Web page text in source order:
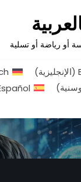
أو رياضة أو تسلية
(الإنجليزية)
)